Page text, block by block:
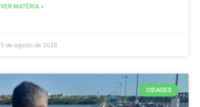
VER MATÉRIA »
5 de agosto de 2026
CIDADES